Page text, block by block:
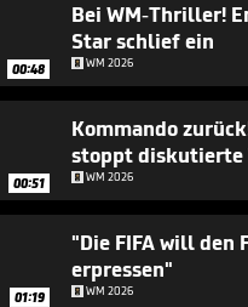
00:48
Bei WM-Thriller!
Star schlief ein
WM 2026
00:51
Kommando
stoppt diskutierte
WM 2026
01:19
"Die FIFA will den
erpressen"
WM 2026